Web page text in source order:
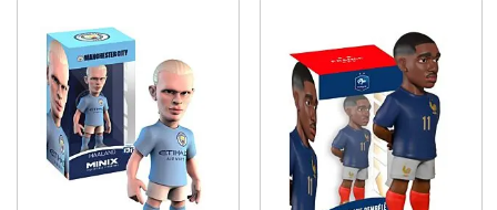
Inneholder:
MINIX Désiré Doué fotballsamlefigur
Detaljer:
Mål: ca. 12 cm høy
Alder: fra 8 år